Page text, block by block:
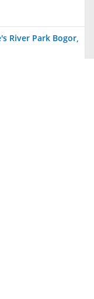
River Park Bogor,